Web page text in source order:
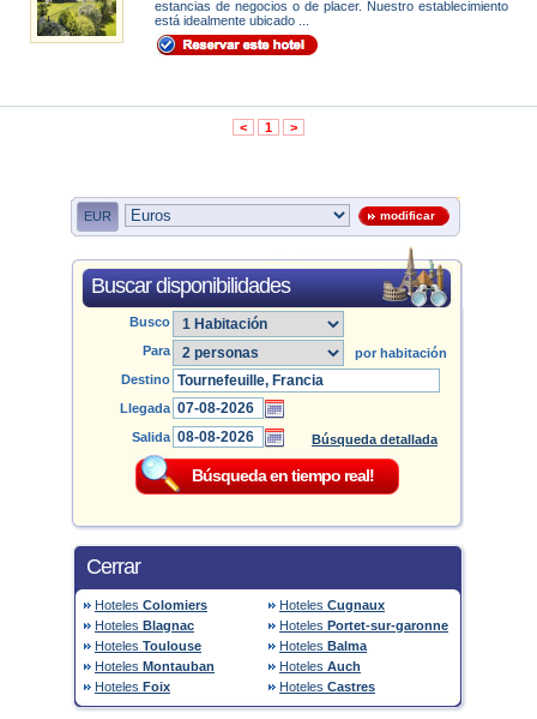
estancias de negocios o de placer. Nuestro establecimiento
está idealmente ubicado ...
< 1 >
EUR modificar
Buscar disponibilidades
Busco
Para
por habitación
Destino
Llegada
Salida
Búsqueda detallada
Cerrar
Hoteles Colomiers Hoteles Cugnaux
Hoteles Blagnac Hoteles Portet-sur-garonne
Hoteles Toulouse Hoteles Balma
Hoteles Montauban Hoteles Auch
Hoteles Foix Hoteles Castres